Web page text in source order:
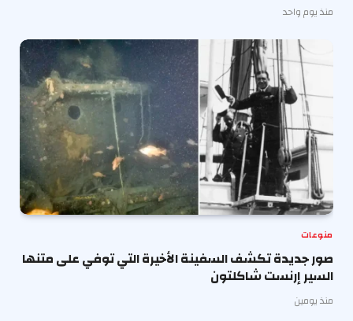
منذ يوم واحد
منوعات
صور جديدة تكشف السفينة الأخيرة التي توفي على متنها
السير إرنست شاكلتون
منذ يومين